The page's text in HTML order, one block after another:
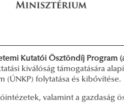
Kutatói Ösztöndíj Program
kiválóság támogatására
(ÚNKP) folytatása és kibővítése.
valamint a gazdaság